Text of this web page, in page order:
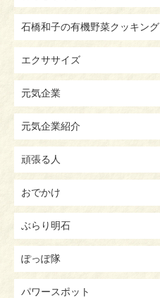
石橋和子の有機野菜クッキング
エクササイズ
元気企業
元気企業紹介
頑張る人
おでかけ
ぶらり明石
ぽっぽ隊
パワースポット